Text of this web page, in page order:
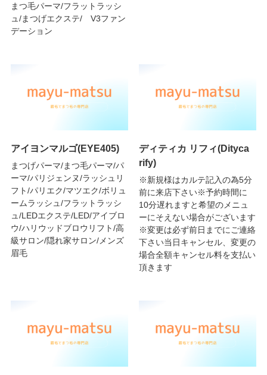
まつ毛パーマ/フラットラッシ
ュ/まつげエクステ/ V3ファン
デーション
アイヨンマルゴ(EYE405)
まつげパーマ/まつ毛パーマ/パ
ーマ/パリジェンヌ/ラッシュリ
フト/パリエク/マツエク/ボリュ
ームラッシュ/フラットラッシ
ュ/LEDエクステ/LED/アイブロ
ウ/ハリウッドブロウリフト/高
級サロン/隠れ家サロン/メンズ
眉毛
ディティカ リフィ(Dityca
rify)
※新規様はカルテ記入の為5分
前に来店下さい※予約時間に
10分遅れますと希望のメニュ
ーにそえない場合がございます
※変更は必ず前日までにご連絡
下さい当日キャンセル、変更の
場合全額キャンセル料を支払い
頂きます